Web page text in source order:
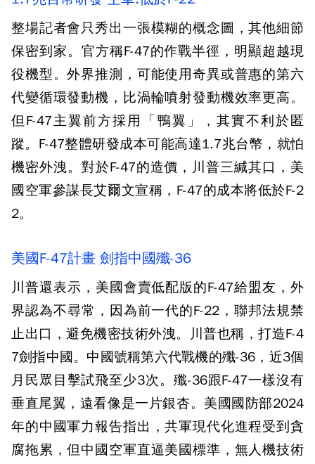
整場記者會只秀出一張模糊的概念圖，其他細節
保密到家。官方稱F-47的作戰半徑，明顯超越現
役機型。外界推測，可能使用奇異或普惠的第六
代變循環發動機，比渦輪噴射發動機效率更高。
但F-47主翼前方採用「鴨翼」，其實不利於匿
蹤。F-47整體研發成本可能高達1.7兆台幣，就怕
機密外洩。對於F-47的造價，川普三緘其口，美
國空軍參謀長艾爾文宣稱，F-47的成本將低於F-2
2。
美國F-47計畫 劍指中國殲-36
川普還表示，美國會賣低配版的F-47給盟友，外
界認為不尋常，因為前一代的F-22，聯邦法規禁
止出口，避免機密技術外洩。川普也稱，打造F-4
7劍指中國。中國號稱第六代戰機的殲-36，近3個
月民眾目擊試飛至少3次。殲-36跟F-47一樣沒有
垂直尾翼，遠看像是一片銀杏。美國國防部2024
年的中國軍力報告指出，共軍現代化進程受到貪
腐拖累，但中國空軍直逼美國標準，無人機技術